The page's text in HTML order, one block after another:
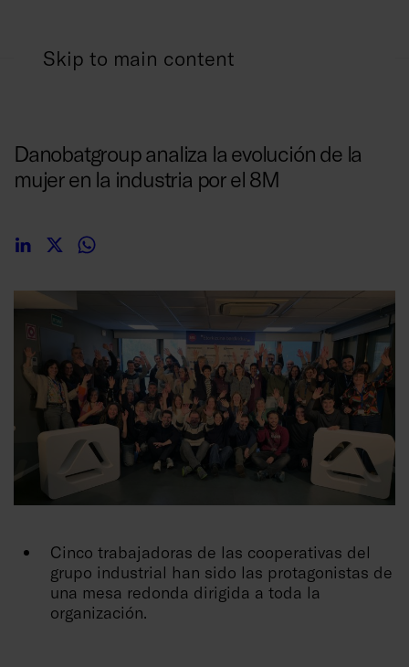
Skip to main content
Danobatgroup analiza la evolución de la
mujer en la industria por el 8M
Cinco trabajadoras de las cooperativas del
grupo industrial han sido las protagonistas de
una mesa redonda dirigida a toda la
organización.